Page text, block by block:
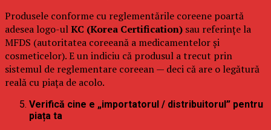
Produsele conforme cu reglementările coreene poartă
adesea logo-ulKC (Korea Certification) sau referințe la
MFDS (autoritatea coreeană a medicamentelor și
cosmeticelor). E un indiciu că produsul a trecut prin
sistemul de reglementare coreean — deci că are o legătură
reală cu piața de acolo.
Verifică cine e „importatorul / distribuitorul” pentru
piața ta